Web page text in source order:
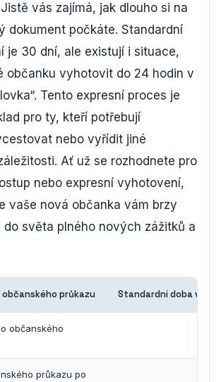
vás zajímá, jak dlouho si na
dokument počkáte. Standardní
je 30 dní, ale existují i situace,
občanku vyhotovit do 24 hodin v
Tento expresní proces je
pro ty, kteří potřebují
nebo vyřídit jiné
Ať už se rozhodnete pro
nebo expresní vyhotovení,
vaše nová občanka vám brzy
do světa plného nových zážitků a
průkazu Standardní doba
občanského
průkazu po